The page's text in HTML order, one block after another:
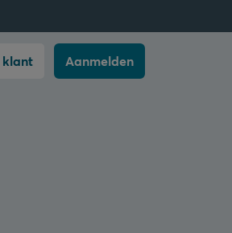
Aanmelden